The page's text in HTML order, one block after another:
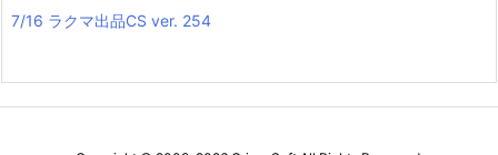
7/16 ラクマ出品CS ver. 254